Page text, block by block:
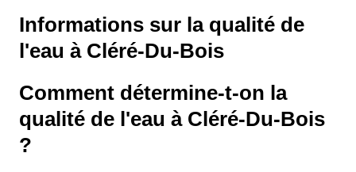
Informations sur la qualité de
l'eau à Cléré-Du-Bois
Comment détermine-t-on la
qualité de l'eau à Cléré-Du-Bois
?